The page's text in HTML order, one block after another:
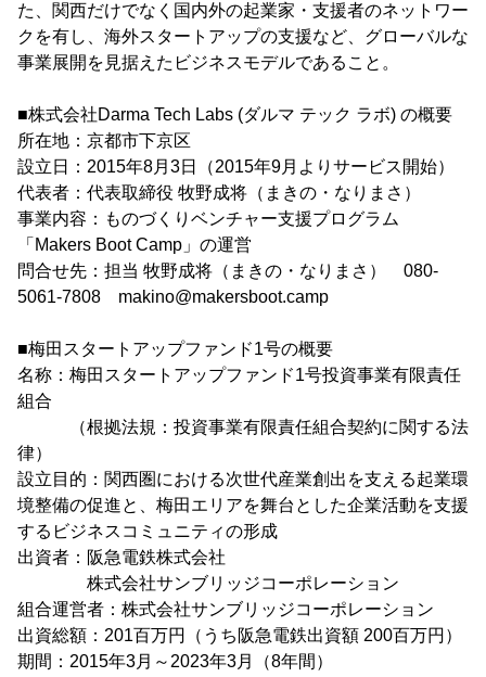
た、関西だけでなく国内外の起業家・支援者のネットワー
クを有し、海外スタートアップの支援など、グローバルな
事業展開を見据えたビジネスモデルであること。
■株式会社Darma Tech Labs (ダルマ テック ラボ) の概要
所在地：京都市下京区
設立日：2015年8月3日（2015年9月よりサービス開始）
代表者：代表取締役 牧野成将（まきの・なりまさ）
事業内容：ものづくりベンチャー支援プログラム
「Makers Boot Camp」の運営
問合せ先：担当 牧野成将（まきの・なりまさ） 080-
5061-7808 makino@makersboot.camp
■梅田スタートアップファンド1号の概要
名称：梅田スタートアップファンド1号投資事業有限責任
組合
（根拠法規：投資事業有限責任組合契約に関する法
律）
設立目的：関西圏における次世代産業創出を支える起業環
境整備の促進と、梅田エリアを舞台とした企業活動を支援
するビジネスコミュニティの形成
出資者：阪急電鉄株式会社
株式会社サンブリッジコーポレーション
組合運営者：株式会社サンブリッジコーポレーション
出資総額：201百万円（うち阪急電鉄出資額 200百万円）
期間：2015年3月～2023年3月（8年間）